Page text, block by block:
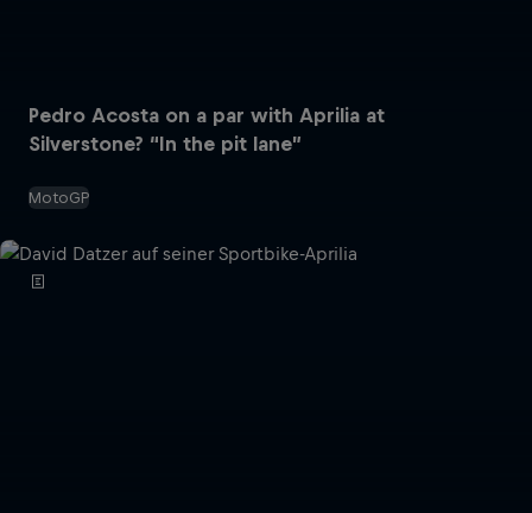
Pedro Acosta on a par with Aprilia at
Silverstone? “In the pit lane”
MotoGP